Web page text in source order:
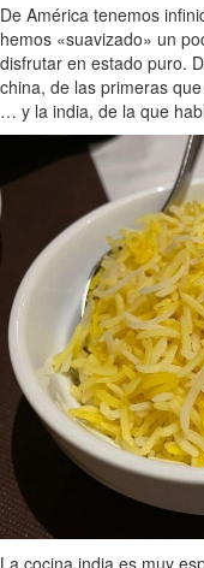
De América tenemos
hemos «suavizado» un
disfrutar en estado puro.
china, de las primeras
… y la india, de la que
La cocina india es muy